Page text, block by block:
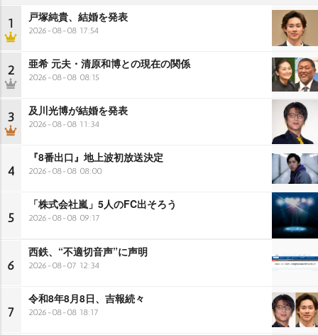
1 戸塚純貴、結婚を発表
2026-08-08 17:54
2 亜希 元夫・清原和博との現在の関係
2026-08-08 08:15
3 及川光博が結婚を発表
2026-08-08 11:34
4
『8番出口』地上波初放送決定
2026-08-08 08:00
5
「株式会社嵐」5人のFC出そろう
2026-08-08 09:17
6
西鉄、“不適切音声”に声明
2026-08-07 12:34
7
令和8年8月8日、吉報続々
2026-08-08 18:17